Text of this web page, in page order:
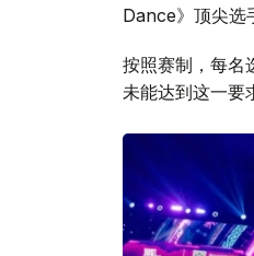
Dance》顶尖选
按照赛制，每名
未能达到这一要